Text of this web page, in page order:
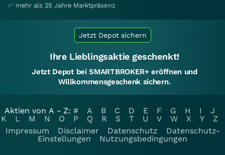
✅ mehr als 25 Jahre Marktpräsenz
Jetzt Depot sichern
Ihre Lieblingsaktie geschenkt!
Jetzt Depot bei SMARTBROKER+ eröffnen und
Willkommensgeschenk sichern.
Aktien von A - Z: # A B C D E F G H I
J
K
L M N O P Q R S T U V W X Y
Z
Impressum
Disclaimer Datenschutz
Datenschutz-
Einstellungen
Nutzungsbedingungen